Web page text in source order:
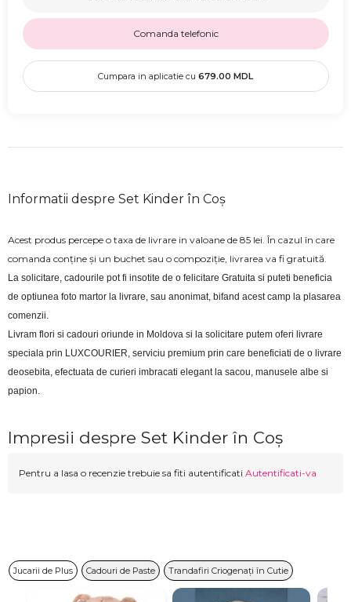
Comanda telefonic
Cumpara in aplicatie cu 679.00 MDL
Informatii despre Set Kinder în Coș
Acest produs percepe o taxa de livrare in valoane de 85 lei. În cazul în care
comanda conține și un buchet sau o compoziție, livrarea va fi gratuită.
La solicitare, cadourile pot fi insotite de o felicitare Gratuita si puteti beneficia
de optiunea foto martor la livrare, sau anonimat, bifand acest camp la plasarea
comenzii.
Livram flori si cadouri oriunde in Moldova si la solicitare putem oferi livrare
speciala prin LUXCOURIER, serviciu premium prin care beneficiati de o livrare
deosebita, efectuata de curieri imbracati elegant la sacou, manusele albe si
papion.
Impresii despre Set Kinder în Coș
Pentru a lasa o recenzie trebuie sa fiti autentificati Autentificati-va
Jucarii de Plus Cadouri de Paste Trandafiri Criogenați în Cutie